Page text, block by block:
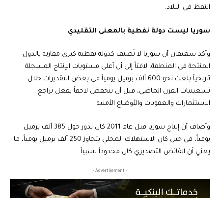
النفط في البلاد.
سوريا ليست دولة نفطية بالمعنى التقليدي
وأكد سعيفان أن سوريا لا تُصنف كدولة نفطية كبرى مقارنة بالدول
المنتجة في المنطقة، لافتاً إلى أن أعلى مستويات الإنتاج المسجلة
تاريخياً بلغت نحو 600 ألف برميل يومياً في بعض التقديرات خلال
تسعينيات القرن الماضي، قبل أن تنخفض لاحقاً بفعل تراجع
الاستثمارات والعقوبات والأوضاع الأمنية.
وأضاف أن إنتاج سوريا قبل عام 2011 كان يدور حول 385 ألف برميل
يومياً، في حين كان الاستهلاك المحلي يتجاوز 250 ألف برميل يومياً، ما
يعني أن الفائض التصديري كان محدوداً نسبياً.
- Advertisement -